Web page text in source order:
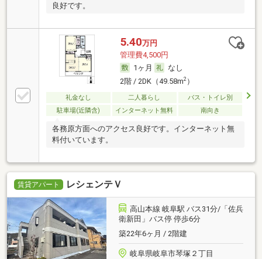
良好です。
5.40万円
管理費4,500円
1ヶ月
なし
2階 / 2DK（49.58m2）
礼金なし 二人暮らし
バス・トイレ別
駐車場(近隣含)
インターネット無料 南向き
各務原方面へのアクセス良好です。インターネット無
料付いています。
賃貸アパート レシェンテＶ
高山本線 岐阜駅 バス31分/「佐兵
衛新田」バス停 停歩6分
築22年6ヶ月 / 2階建
岐阜県岐阜市琴塚２丁目